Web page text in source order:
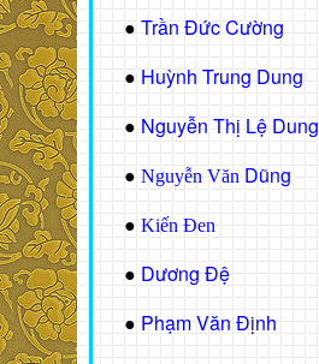
● Trần Đức Cường
● Huỳnh Trung Dung
● Nguyễn Thị Lệ Dung
● Nguyễn Văn Dũng
● Kiến Đen
● Dương Đệ
● Phạm Văn Định